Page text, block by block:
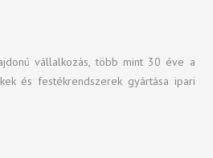
vállalkozás, több mint 30 éve a
és festékrendszerek gyártása ipari